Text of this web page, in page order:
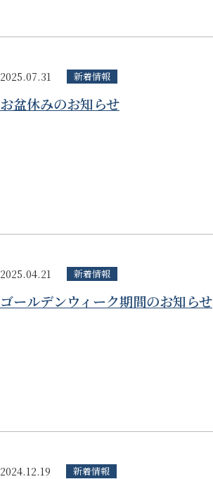
2025.07.31 新着情報
お盆休みのお知らせ
2025.04.21 新着情報
ゴールデンウィーク期間のお知らせ
2024.12.19 新着情報